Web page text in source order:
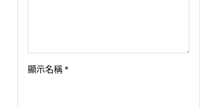
顯示名稱 *